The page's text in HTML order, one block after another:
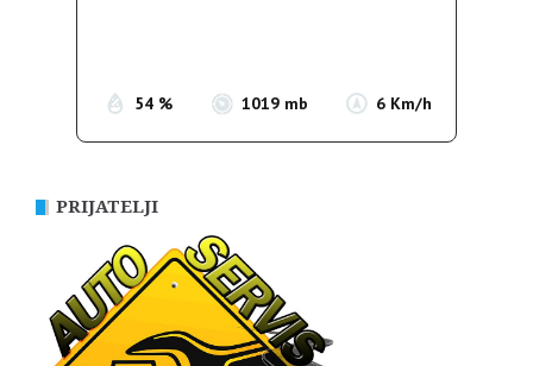
54 % 1019 mb 6 Km/h
PRIJATELJI